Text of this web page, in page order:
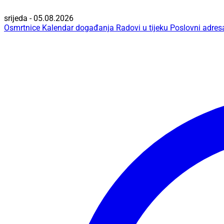
srijeda - 05.08.2026
Osmrtnice Kalendar događanja Radovi u tijeku Poslovni